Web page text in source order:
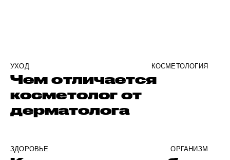
УХОД КОСМЕТОЛОГИЯ
Чем отличается
косметолог от
дерматолога
ЗДОРОВЬЕ ОРГАНИЗМ